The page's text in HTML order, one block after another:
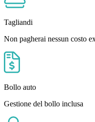
Tagliandi
Non pagherai nessun costo
Bollo auto
Gestione del bollo inclusa